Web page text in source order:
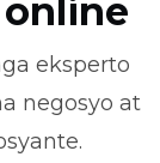
eksperto
negosyo at